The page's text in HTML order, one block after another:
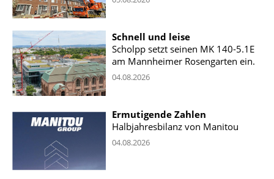
Schnell und leise
Scholpp setzt seinen MK 140-5.1E
am Mannheimer Rosengarten ein.
04.08.2026
Ermutigende Zahlen
Halbjahresbilanz von Manitou
04.08.2026